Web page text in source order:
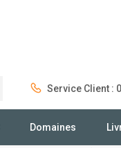
Service Client :
Domaines